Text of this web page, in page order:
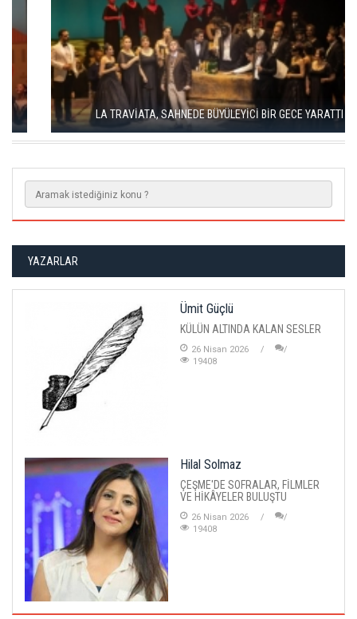
LA TRAVİATA, SAHNEDE BÜYÜLEYİCİ BİR GECE YARATTI
YAZARLAR
Ümit Güçlü
KÜLÜN ALTINDA KALAN SESLER
26 Nisan 2026
19408
Hilal Solmaz
ÇEŞME'DE SOFRALAR, FİLMLER
VE HİKÂYELER BULUŞTU
26 Nisan 2026
19408